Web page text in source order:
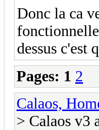
Donc la ca
dessus c'est
Pages: 1 2
Calaos,
> Calaos v3